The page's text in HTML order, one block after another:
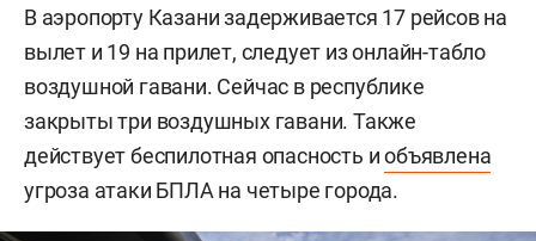
В аэропорту Казани задерживается 17 рейсов на
вылет и 19 на прилет, следует из онлайн-табло
воздушной гавани. Сейчас в республике
закрыты три воздушных гавани. Также
действует беспилотная опасность иобъявлена
угроза атаки БПЛА на четыре города.